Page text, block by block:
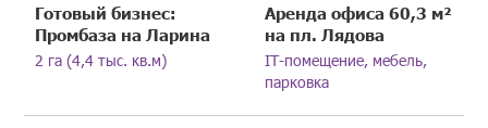
Готовый бизнес:
Промбаза на Ларина
2 га (4,4 тыс. кв.м)
Аренда офиса 60,3 м²
на пл. Лядова
IT-помещение, мебель,
парковка